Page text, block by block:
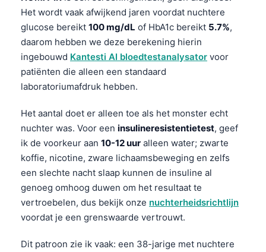
Het wordt vaak afwijkend jaren voordat nuchtere
glucose bereikt 100 mg/dL of HbA1c bereikt 5.7%,
daarom hebben we deze berekening hierin
ingebouwd Kantesti AI bloedtestanalysator voor
patiënten die alleen een standaard
laboratoriumafdruk hebben.
Het aantal doet er alleen toe als het monster echt
nuchter was. Voor een insulineresistentietest, geef
ik de voorkeur aan 10-12 uur alleen water; zwarte
koffie, nicotine, zware lichaamsbeweging en zelfs
een slechte nacht slaap kunnen de insuline al
genoeg omhoog duwen om het resultaat te
vertroebelen, dus bekijk onze nuchterheidsrichtlijn
voordat je een grenswaarde vertrouwt.
Dit patroon zie ik vaak: een 38-jarige met nuchtere